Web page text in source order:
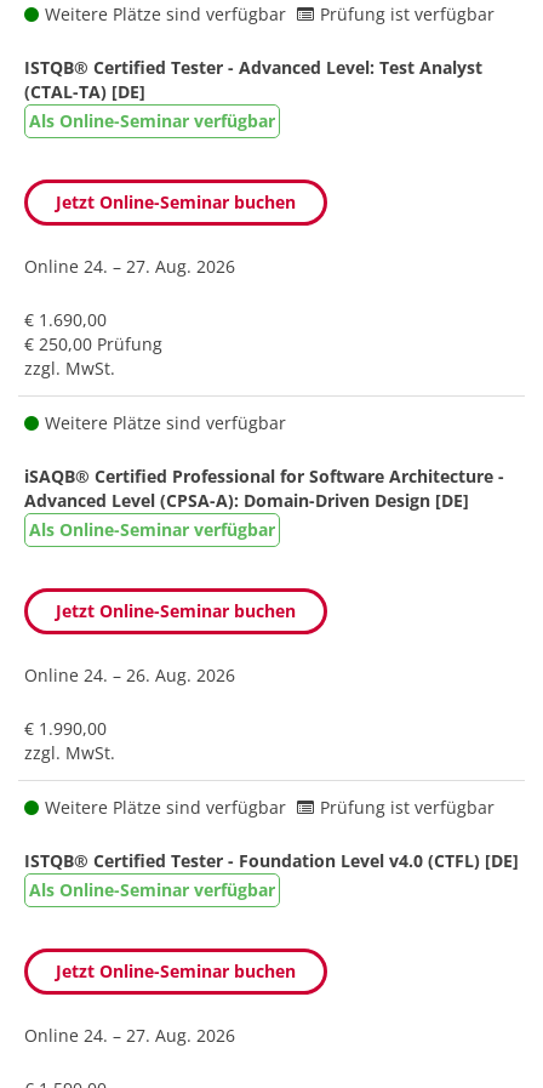
Weitere Plätze sind verfügbar Prüfung ist verfügbar
ISTQB® Certified Tester - Advanced Level: Test Analyst
(CTAL-TA) [DE]
Als Online-Seminar verfügbar
Jetzt Online-Seminar buchen
Online 24. – 27. Aug. 2026
€ 1.690,00
€ 250,00 Prüfung
zzgl. MwSt.
Weitere Plätze sind verfügbar
iSAQB® Certified Professional for Software Architecture -
Advanced Level (CPSA-A): Domain-Driven Design [DE]
Als Online-Seminar verfügbar
Jetzt Online-Seminar buchen
Online 24. – 26. Aug. 2026
€ 1.990,00
zzgl. MwSt.
Weitere Plätze sind verfügbar Prüfung ist verfügbar
ISTQB® Certified Tester - Foundation Level v4.0 (CTFL) [DE]
Als Online-Seminar verfügbar
Jetzt Online-Seminar buchen
Online 24. – 27. Aug. 2026